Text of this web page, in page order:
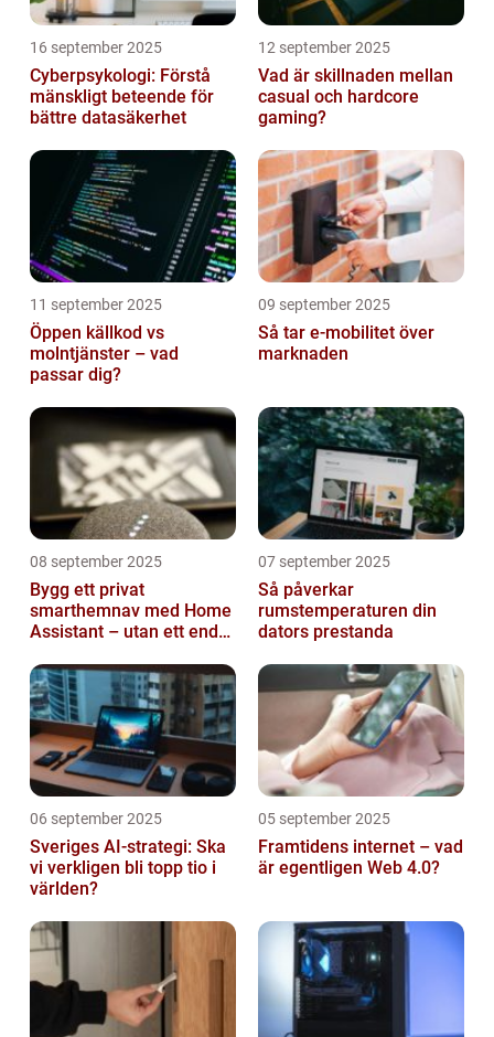
16 september 2025
Cyberpsykologi: Förstå
mänskligt beteende för
bättre datasäkerhet
12 september 2025
Vad är skillnaden mellan
casual och hardcore
gaming?
11 september 2025
Öppen källkod vs
molntjänster – vad
passar dig?
09 september 2025
Så tar e-mobilitet över
marknaden
08 september 2025
Bygg ett privat
smarthemnav med Home
Assistant – utan ett enda
07 september 2025
Så påverkar
rumstemperaturen din
dators prestanda
06 september 2025
Sveriges AI-strategi: Ska
vi verkligen bli topp tio i
världen?
05 september 2025
Framtidens internet – vad
är egentligen Web 4.0?